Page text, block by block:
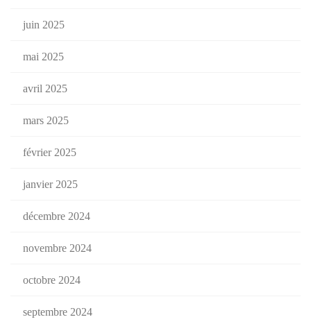
juin 2025
mai 2025
avril 2025
mars 2025
février 2025
janvier 2025
décembre 2024
novembre 2024
octobre 2024
septembre 2024